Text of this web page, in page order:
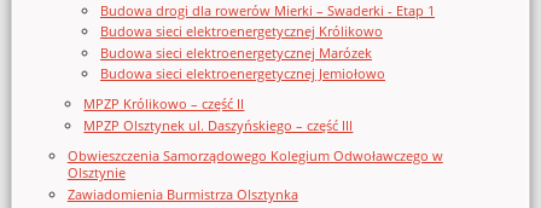
Budowa drogi dla rowerów Mierki – Swaderki - Etap 1
Budowa sieci elektroenergetycznej Królikowo
Budowa sieci elektroenergetycznej Marózek
Budowa sieci elektroenergetycznej Jemiołowo
MPZP Królikowo – część II
MPZP Olsztynek ul. Daszyńskiego – część III
Obwieszczenia Samorządowego Kolegium Odwoławczego w
Olsztynie
Zawiadomienia Burmistrza Olsztynka